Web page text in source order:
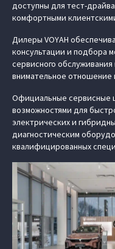
доступны для тест-
комфортными
Дилеры VOYAH
консультации и подбора
сервисного
внимательное
Официальные сервисные
возможностями для
электрических и
диагностическим
квалифицированных